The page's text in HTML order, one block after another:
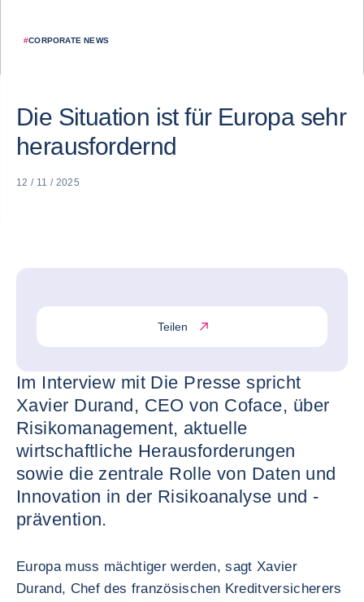
#CORPORATE NEWS
Die Situation ist für Europa sehr
herausfordernd
12 / 11 / 2025
Teilen
Im Interview mit Die Presse spricht
Xavier Durand, CEO von Coface, über
Risikomanagement, aktuelle
wirtschaftliche Herausforderungen
sowie die zentrale Rolle von Daten und
Innovation in der Risikoanalyse und -
prävention.
Europa muss mächtiger werden, sagt Xavier
Durand, Chef des französischen Kreditversicherers